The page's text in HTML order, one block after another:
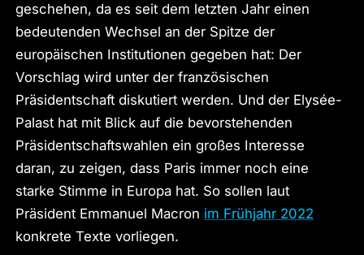
geschehen, da es seit dem letzten Jahr einen
bedeutenden Wechsel an der Spitze der
europäischen Institutionen gegeben hat: Der
Vorschlag wird unter der französischen
Präsidentschaft diskutiert werden. Und der Elysée-
Palast hat mit Blick auf die bevorstehenden
Präsidentschaftswahlen ein großes Interesse
daran, zu zeigen, dass Paris immer noch eine
starke Stimme in Europa hat. So sollen laut
Präsident Emmanuel Macron im Frühjahr 2022
konkrete Texte vorliegen.